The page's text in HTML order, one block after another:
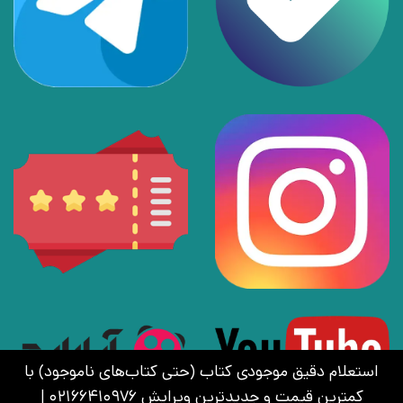
استعلام دقیق موجودی کتاب (حتی کتاب‌های ناموجود) با
کمترین قیمت و جدیدترین ویرایش 02166410976 |